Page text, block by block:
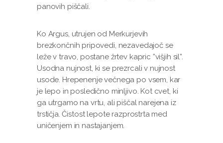
panovih piščali.
Ko Argus, utrujen od Merkurjevih
brezkončnih pripovedi, nezavedajoč se
leže v travo, postane žrtev kapric ”višjih sil”.
Usodna nujnost, ki se prezrcali v nujnost
usode. Hrepenenje večnega po vsem, kar
je lepo in posledično minljivo. Kot cvet, ki
ga utrgamo na vrtu, ali piščal narejena iz
trstičja. Čistost lepote razprostrta med
uničenjem in nastajanjem.